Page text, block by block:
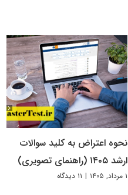
نحوه اعتراض به کلید سوالات
ارشد ۱۴۰۵ (راهنمای تصویری)
۱ مرداد, ۱۴۰۵ | ۱۱ دیدگاه